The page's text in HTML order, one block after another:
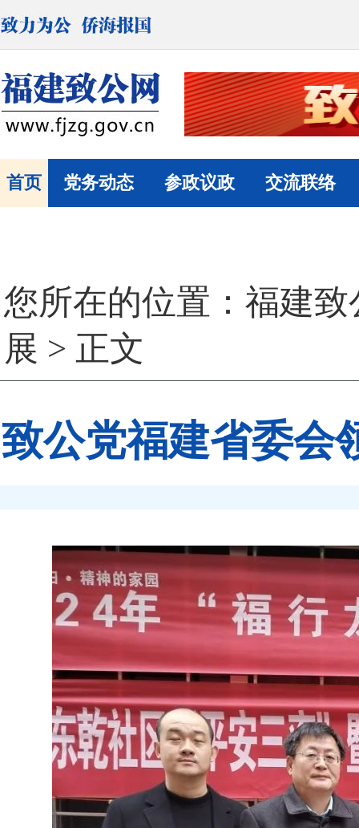
首页 党务动态 参政议政 交流联络
您所在的位置： 福建致
展 > 正文
致公党福建省委会